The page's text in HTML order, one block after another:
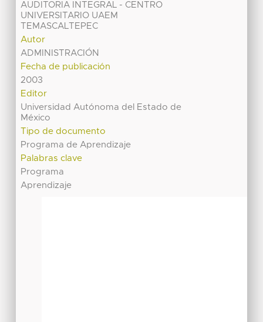
AUDITORIA INTEGRAL - CENTRO
UNIVERSITARIO UAEM
TEMASCALTEPEC
Autor
ADMINISTRACIÓN
Fecha de publicación
2003
Editor
Universidad Autónoma del Estado de
México
Tipo de documento
Programa de Aprendizaje
Palabras clave
Programa
Aprendizaje